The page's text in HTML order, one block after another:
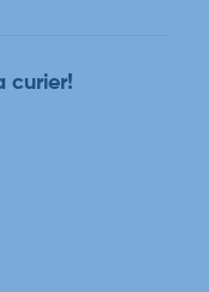
curier!